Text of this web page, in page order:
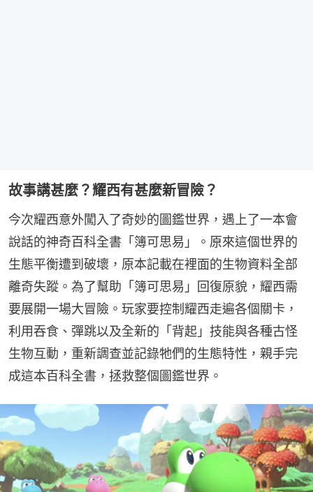
故事講甚麼？耀西有甚麼新冒險？
今次耀西意外闖入了奇妙的圖鑑世界，遇上了一本會
說話的神奇百科全書「簿可思易」。原來這個世界的
生態平衡遭到破壞，原本記載在裡面的生物資料全部
離奇失蹤。為了幫助「簿可思易」回復原貌，耀西需
要展開一場大冒險。玩家要控制耀西走遍各個關卡，
利用吞食、彈跳以及全新的「背起」技能與各種古怪
生物互動，重新調查並記錄牠們的生態特性，親手完
成這本百科全書，拯救整個圖鑑世界。